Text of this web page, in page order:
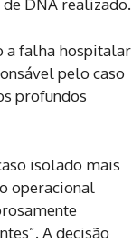
a falha hospitalar
pelo caso
profundos
isolado mais
operacional
A decisão